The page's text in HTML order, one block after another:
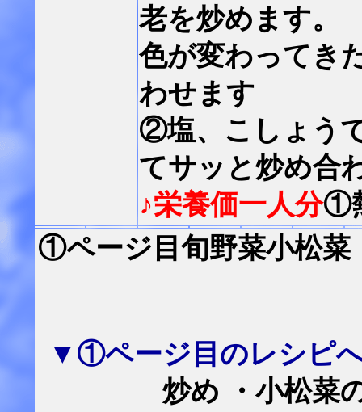
老を炒めます。
色が変わってき
わせます
②塩、こしょう
てサッと炒め合
♪栄養価一人分①
①ページ目旬野菜小松菜
▼①ページ目のレシピ
炒め ・小松菜